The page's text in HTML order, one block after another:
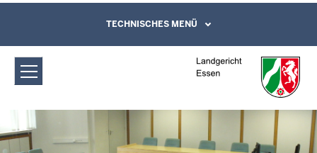
Landgericht Essen: Sitzungstermine
Direkt zum Inhalt
Leichte Sprache, Gebärdensprachenvideo
und Kontaktformular
TECHNISCHES MENÜ